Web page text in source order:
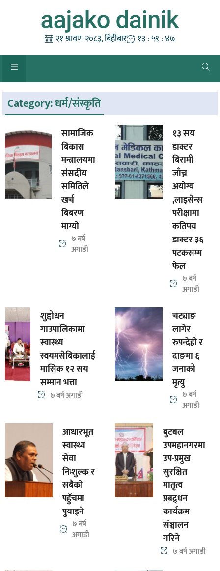
२१ श्रावण २०८३, बिहीबार १३ : ५९ : ४७
Category:धर्म/संस्कृति
सामाजिक
बिकास
मन्त्रालयमा
संसदीय
समितिले
खर्च
बिबरण
माग्यो
७ बर्ष
अगाडी
१३ सय
डाक्टर
बिरामी
जाँच्न
अयोग्य
,लाइसेन्स
परीक्षामा
कतिपय
डाक्टर ३६
पटकसम्म
फेल
७ बर्ष
अगाडी
शुद्दोधन
गाउपालिकामा
स्वास्थ्य
स्वयमसेबिकालाई
मासिक १२ सय
सम्मान भत्ता
७ बर्ष अगाडी
चट्याङ
लागेर
रुपन्देही र
दाङमा ६
जनाको
मृत्यु
७ बर्ष
अगाडी
आधारभूत
स्वास्थ्य
सेवा
निःशुल्क र
सबैको
पहुँचमा
पु्याइने
७ बर्ष
अगाडी
बुटबल
उपमहानगरमा
उप-प्रमुख
सुरक्षित
मातृत्व
प्रबद्र्धन
कार्यक्रम
संञ्चालन
गरिने
७ बर्ष अगाडी